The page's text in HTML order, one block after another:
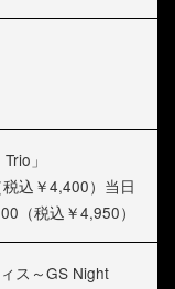
」
込￥4,400）当日
（税込￥4,950）
ス～GS Night